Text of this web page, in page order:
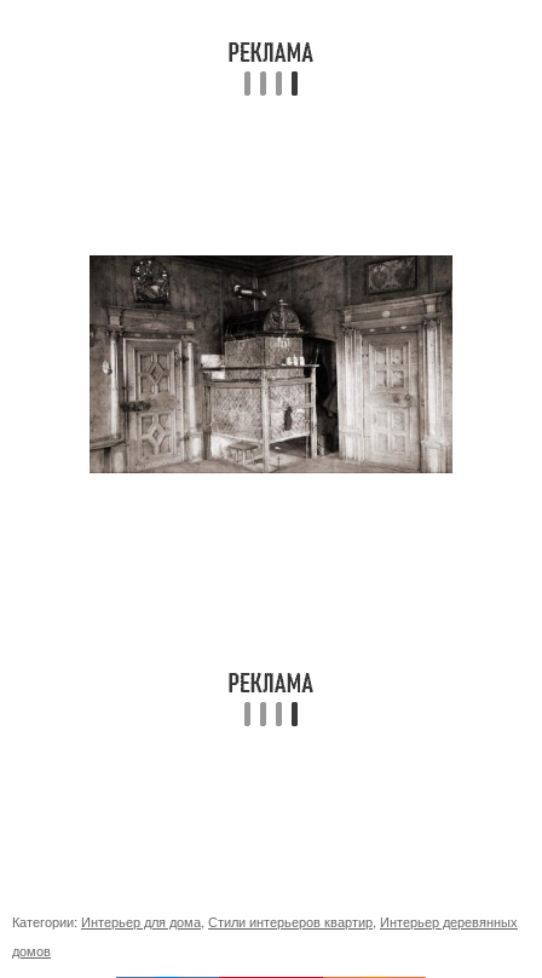
Категории: Интерьер для дома, Стили интерьеров квартир, Интерьер деревянных
домов